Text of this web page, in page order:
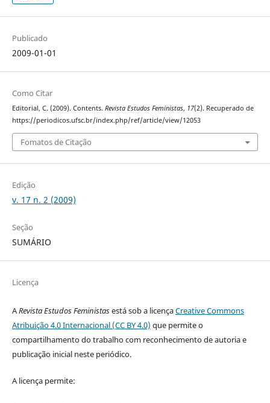
Publicado
2009-01-01
Como Citar
Editorial, C. (2009). Contents. Revista Estudos Feministas, 17(2). Recuperado de
https://periodicos.ufsc.br/index.php/ref/article/view/12053
Fomatos de Citação
Edição
v. 17 n. 2 (2009)
Seção
SUMÁRIO
Licença
ARevista Estudos Feministasestá sob a licençaCreative Commons
Atribuição 4.0 Internacional (CC BY 4.0) que permite o
compartilhamento do trabalho com reconhecimento de autoria e
publicação inicial neste periódico.
A licença permite: